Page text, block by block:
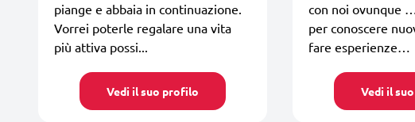
piange e abbaia in continuazione.
Vorrei poterle regalare una vita
più attiva possi...
Vedi il suo profilo
con noi ovunque
per conoscere
fare esperienze…
Vedi il